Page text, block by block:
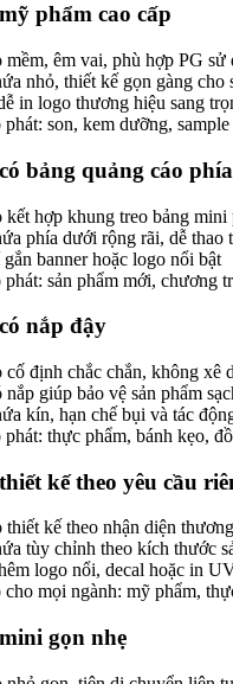
phẩm cao cấp
mềm, êm vai, phù hợp PG sử
nhỏ, thiết kế gọn gàng cho
in logo thương hiệu sang
phát: son, kem dưỡng,
bảng quảng cáo
kết hợp khung treo bảng mini
phía dưới rộng rãi, dễ thao
banner hoặc logo nổi bật
phát: sản phẩm mới, chương
nắp đậy
cố định chắc chắn, không xê
giúp bảo vệ sản phẩm
kín, hạn chế bụi và tác
phát: thực phẩm, bánh kẹo,
kế theo yêu cầu
thiết kế theo nhận diện
tùy chỉnh theo kích thước
logo nổi, decal hoặc in
cho mọi ngành: mỹ phẩm,
gọn nhẹ